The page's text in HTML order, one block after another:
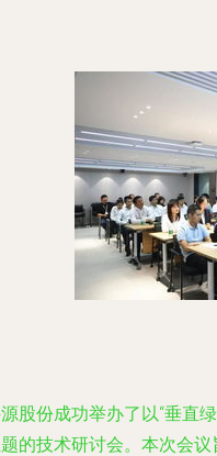
股份成功举办了以“垂直
的技术研讨会。本次会